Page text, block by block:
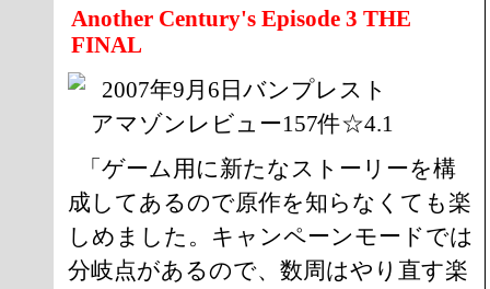
Another Century's Episode 3 THE
FINAL
2007年9月6日バンプレスト
アマゾンレビュー157件☆4.1
「ゲーム用に新たなストーリーを構
成してあるので原作を知らなくても楽
しめました。キャンペーンモードでは
分岐点があるので、数周はやり直す楽